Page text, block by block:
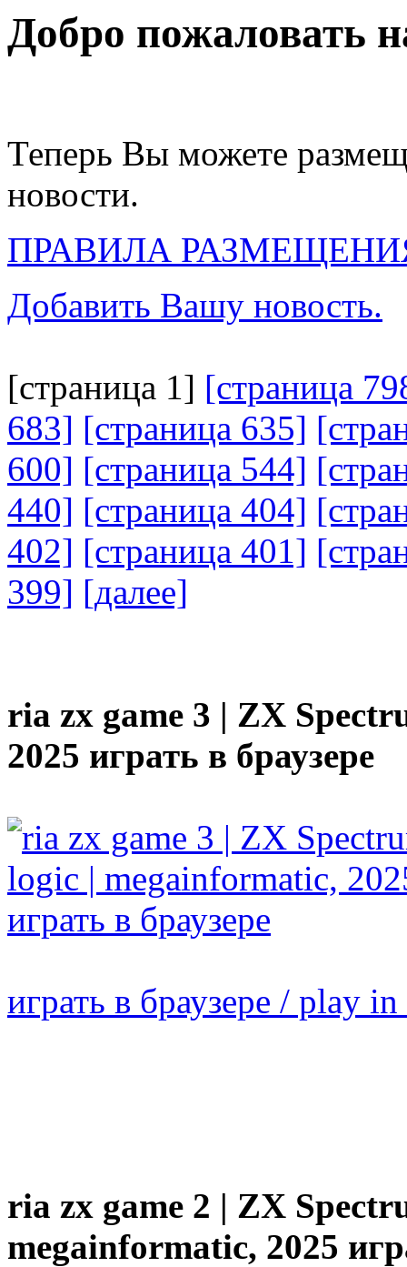
Добро пожаловать
Теперь Вы можете
новости.
ПРАВИЛА
Добавить Вашу новость.
[страница 1] [страница
683] [страница 635]
600] [страница 544]
440] [страница 404]
402] [страница 401]
399] [далее]
ria zx game 3 | ZX
2025 играть в браузере
играть в браузере / play
ria zx game 2 | ZX
megainformatic, 2025